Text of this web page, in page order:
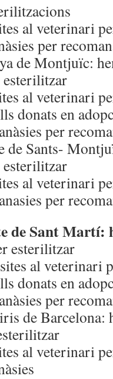
al veterinari
per
de Montjuïc:
esterilitzar
al veterinari
donats en
per
de Sants-
esterilitzar
al veterinari
per
de Sant Martí:
esterilitzar
al veterinari
donats en
per
de Barcelona:
al veterinari